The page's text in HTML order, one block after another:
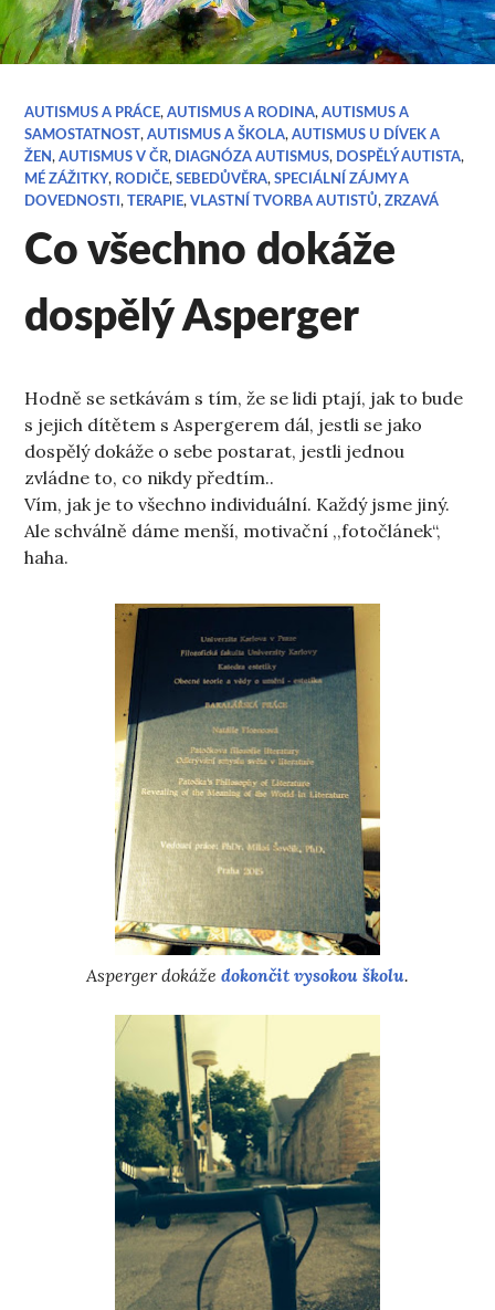
AUTISMUS A PRÁCE,AUTISMUS A RODINA,AUTISMUS A
SAMOSTATNOST,AUTISMUS A ŠKOLA,AUTISMUS U DÍVEK A
ŽEN,AUTISMUS V ČR, DIAGNÓZA AUTISMUS, DOSPĚLÝ AUTISTA,
MÉ ZÁŽITKY, RODIČE,SEBEDŮVĚRA,SPECIÁLNÍ ZÁJMY A
DOVEDNOSTI,TERAPIE,VLASTNÍ TVORBA AUTISTŮ,ZRZAVÁ
Co všechno dokáže
dospělý Asperger
Hodně se setkávám s tím, že se lidi ptají, jak to bude
s jejich dítětem s Aspergerem dál, jestli se jako
dospělý dokáže o sebe postarat, jestli jednou
zvládne to, co nikdy předtím..
Vím, jak je to všechno individuální. Každý jsme jiný.
Ale schválně dáme menší, motivační ,,fotočlánek“,
haha.
Asperger dokáže dokončit vysokou školu.